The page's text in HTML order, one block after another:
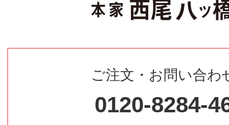
ご注文・お問い合わ
0120-8284-